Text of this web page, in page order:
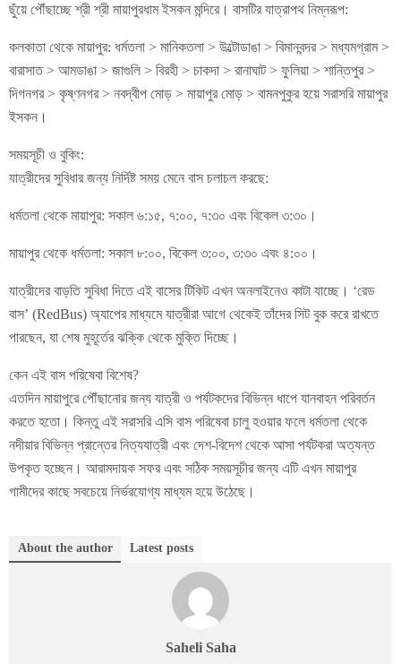
ছুঁয়ে পৌঁছাচ্ছে শ্রী শ্রী মায়াপুরধাম ইসকন মন্দিরে। বাসটির যাত্রাপথ নিম্নরূপ:
কলকাতা থেকে মায়াপুর: ধর্মতলা > মানিকতলা > উল্টোডাঙা > বিমানবন্দর > মধ্যমগ্রাম >
বারাসাত > আমডাঙা > জাগুলি > বিরহী > চাকদা > রানাঘাট > ফুলিয়া > শান্তিপুর >
দিগনগর > কৃষ্ণনগর > নবদ্বীপ মোড় > মায়াপুর মোড় > বামনপুকুর হয়ে সরাসরি মায়াপুর
ইসকন।
সময়সূচী ও বুকিং:
যাত্রীদের সুবিধার জন্য নির্দিষ্ট সময় মেনে বাস চলাচল করছে:
ধর্মতলা থেকে মায়াপুর: সকাল ৬:১৫, ৭:০০, ৭:৩০ এবং বিকেল ৩:৩০।
মায়াপুর থেকে ধর্মতলা: সকাল ৮:০০, বিকেল ৩:০০, ৩:৩০ এবং ৪:০০।
যাত্রীদের বাড়তি সুবিধা দিতে এই বাসের টিকিট এখন অনলাইনেও কাটা যাচ্ছে। ‘রেড
বাস’ (RedBus) অ্যাপের মাধ্যমে যাত্রীরা আগে থেকেই তাঁদের সিট বুক করে রাখতে
পারছেন, যা শেষ মুহূর্তের ঝক্কি থেকে মুক্তি দিচ্ছে।
কেন এই বাস পরিষেবা বিশেষ?
এতদিন মায়াপুরে পৌঁছানোর জন্য যাত্রী ও পর্যটকদের বিভিন্ন ধাপে যানবাহন পরিবর্তন
করতে হতো। কিন্তু এই সরাসরি এসি বাস পরিষেবা চালু হওয়ার ফলে ধর্মতলা থেকে
নদীয়ার বিভিন্ন প্রান্তের নিত্যযাত্রী এবং দেশ-বিদেশ থেকে আসা পর্যটকরা অত্যন্ত
উপকৃত হচ্ছেন। আরামদায়ক সফর এবং সঠিক সময়সূচীর জন্য এটি এখন মায়াপুর
গামীদের কাছে সবচেয়ে নির্ভরযোগ্য মাধ্যম হয়ে উঠেছে।
About the author Latest posts
Saheli Saha